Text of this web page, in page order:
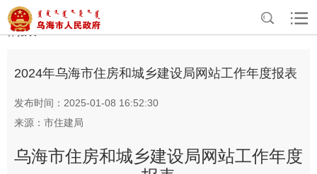
首页>政务公开 > 政府信息公开
市级政府网站工
作报表
2024年乌海市住房和城乡建设局网站工作年度报表
发布时间：2025-01-08 16:52:30
来源：市住建局
乌海市住房和城乡建设局 网站工作年度